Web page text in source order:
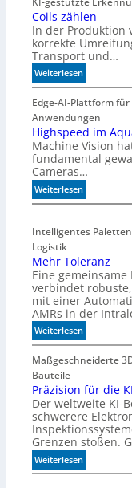
Coils zählen
In der Produktion
korrekte
Transport und…
Weiterlesen:
C
o
i
l
s
z
ä
h
l
n
Edge-AI-Plattform
Anwendungen
Highspeed im
Machine Vision
fundamental
Cameras…
Weiterlesen:
H
g
s
p
e
e
d
i
m
A
u
a
r
i
u
m
Intelligentes
Logistik
Mehr Toleranz
Eine
verbindet
mit einer
AMRs in der
Weiterlesen:
M
e
r
T
o
l
e
r
a
Maßgeschneiderte
Bauteile
Präzision für die
Der weltweite KI-
schwerere
Grenzen stoßen.
Weiterlesen:
P